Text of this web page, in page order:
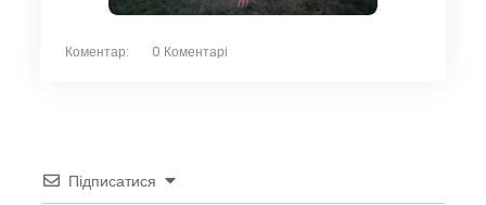
Коментар: 0 Коментарі
Підписатися